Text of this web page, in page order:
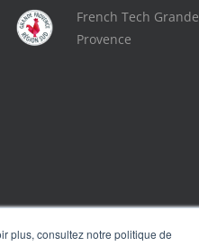
plus, consultez notre politique de
French Tech Grande
Provence